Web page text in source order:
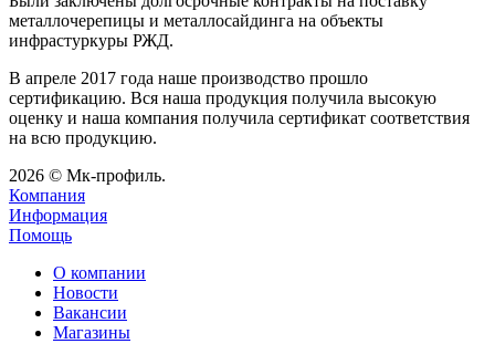
металлочерепицы и металлосайдинга на объекты
инфрастуркуры РЖД.
В апреле 2017 года наше производство прошло
сертификацию. Вся наша продукция получила высокую
оценку и наша компания получила сертификат соответствия
на всю продукцию.
2026 © Мк-профиль.
Компания
Информация
Помощь
О компании
Новости
Вакансии
Магазины